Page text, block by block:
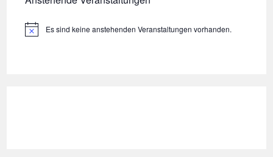
H
Es sind keine anstehenden Veranstaltungen vorhanden.